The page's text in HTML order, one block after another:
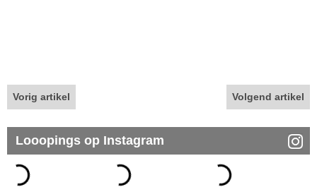
Vorig artikel Volgend artikel
Looopings op Instagram